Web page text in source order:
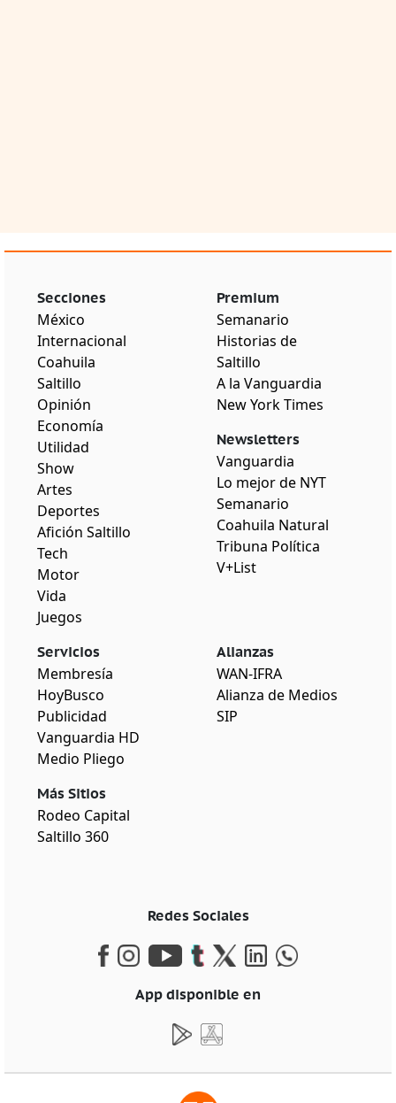
Secciones
México
Internacional
Coahuila
Saltillo
Opinión
Economía
Utilidad
Show
Artes
Deportes
Afición Saltillo
Tech
Motor
Vida
Juegos
Premium
Semanario
Historias de
Saltillo
A la Vanguardia
New York Times
Newsletters
Vanguardia
Lo mejor de NYT
Semanario
Coahuila Natural
Tribuna Política
V+List
Servicios
Membresía
HoyBusco
Publicidad
Vanguardia HD
Medio Pliego
Más Sitios
Rodeo Capital
Saltillo 360
Alianzas
WAN-IFRA
Alianza de Medios
SIP
Redes Sociales
App disponible en